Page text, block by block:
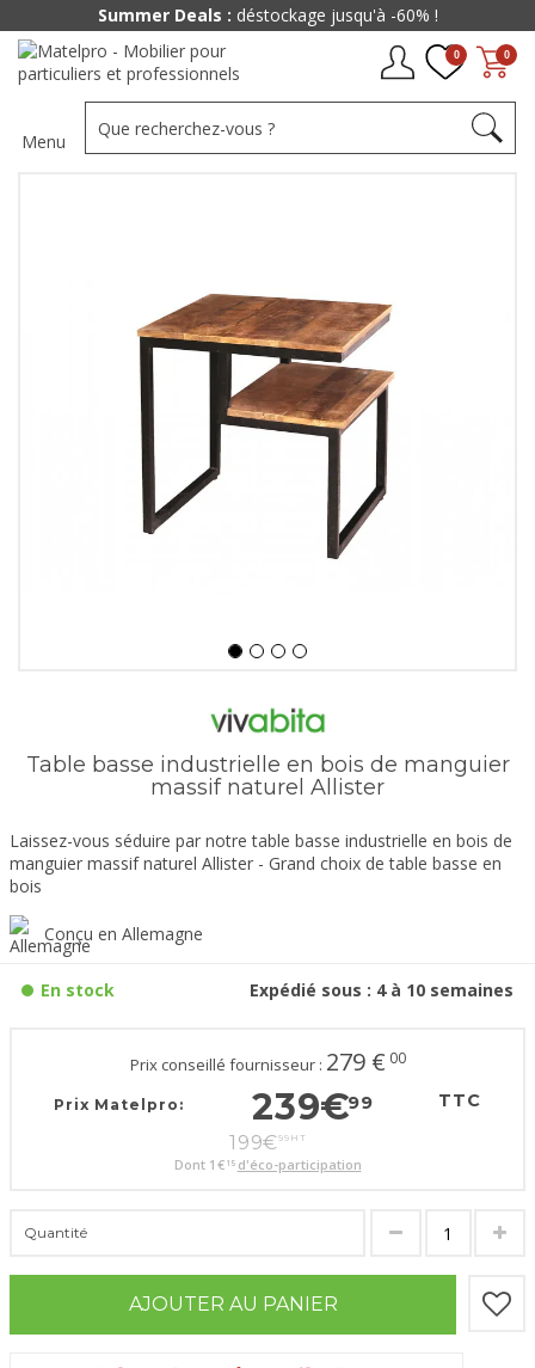
0
0
Menu
Table basse industrielle en bois de manguier
massif naturel Allister
Laissez-vous séduire par notre table basse industrielle en bois de
manguier massif naturel Allister - Grand choix de table basse en
bois
Conçu en Allemagne
En stock Expédié sous : 4 à 10 semaines
Prix conseillé fournisseur : 279 € 00
Prix Matelpro: 239€99 TTC
199€99 HT
Dont 1€ 15 d'éco-participation
Quantité
AJOUTER AU PANIER
Summer Deals : déstockage jusqu'à -60% !